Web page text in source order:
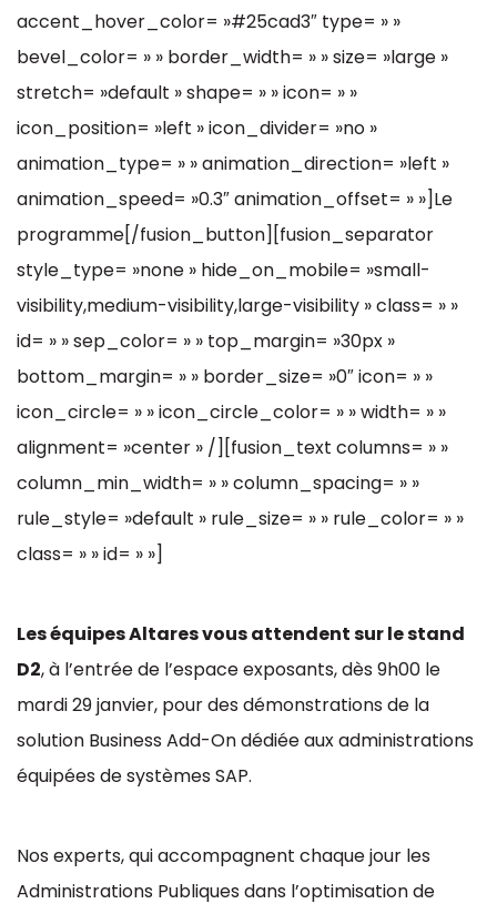
accent_hover_color= »#25cad3″ type= » »
bevel_color= » » border_width= » » size= »large »
stretch= »default » shape= » » icon= » »
icon_position= »left » icon_divider= »no »
animation_type= » » animation_direction= »left »
animation_speed= »0.3″ animation_offset= » »]Le
programme[/fusion_button][fusion_separator
style_type= »none » hide_on_mobile= »small-
visibility,medium-visibility,large-visibility » class= » »
id= » » sep_color= » » top_margin= »30px »
bottom_margin= » » border_size= »0″ icon= » »
icon_circle= » » icon_circle_color= » » width= » »
alignment= »center » /][fusion_text columns= » »
column_min_width= » » column_spacing= » »
rule_style= »default » rule_size= » » rule_color= » »
class= » » id= » »]
Les équipes Altares vous attendent sur le stand
D2, à l’entrée de l’espace exposants, dès 9h00 le
mardi 29 janvier, pour des démonstrations de la
solution Business Add-On dédiée aux administrations
équipées de systèmes SAP.
Nos experts, qui accompagnent chaque jour les
Administrations Publiques dans l’optimisation de